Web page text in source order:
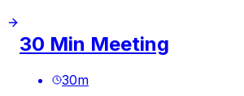
30 Min Meeting
30m